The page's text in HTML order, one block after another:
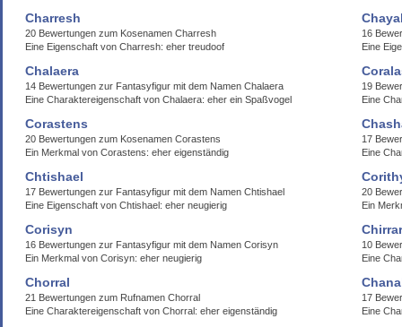
Charresh
20 Bewertungen zum Kosenamen Charresh
Eine Eigenschaft von Charresh: eher treudoof
16
Eine
Chalaera
14 Bewertungen zur Fantasyfigur mit dem Namen Chalaera
Eine Charaktereigenschaft von Chalaera: eher ein Spaßvogel
19
Eine
Corastens
20 Bewertungen zum Kosenamen Corastens
Ein Merkmal von Corastens: eher eigenständig
17
Eine
Chtishael
17 Bewertungen zur Fantasyfigur mit dem Namen Chtishael
Eine Eigenschaft von Chtishael: eher neugierig
20
Ein
Corisyn
16 Bewertungen zur Fantasyfigur mit dem Namen Corisyn
Ein Merkmal von Corisyn: eher neugierig
10
Eine
Chorral
21 Bewertungen zum Rufnamen Chorral
Eine Charaktereigenschaft von Chorral: eher eigenständig
17
Eine